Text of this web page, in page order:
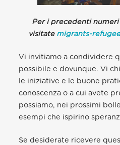
Per i precedenti
visitate migrants-
Vi invitiamo a condividere
possibile e dovunque. Vi
le iniziative e le buone
conoscenza o a cui avete
possiamo, nei prossimi
esempi che ispirino
Se desiderate ricevere